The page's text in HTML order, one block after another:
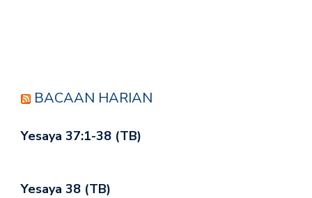
BACAAN HARIAN
Yesaya 37:1-38 (TB)
Yesaya 38 (TB)